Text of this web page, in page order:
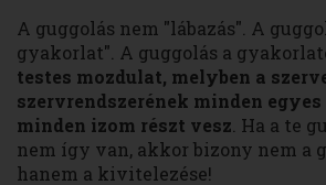
A guggolás nem "lábazás". A
gyakorlat". A guggolás a
testes mozdulat, melyben a
szervrendszerének minden
minden izom részt vesz . Ha a te
nem így van, akkor bizony nem a
hanem a kivitelezése!